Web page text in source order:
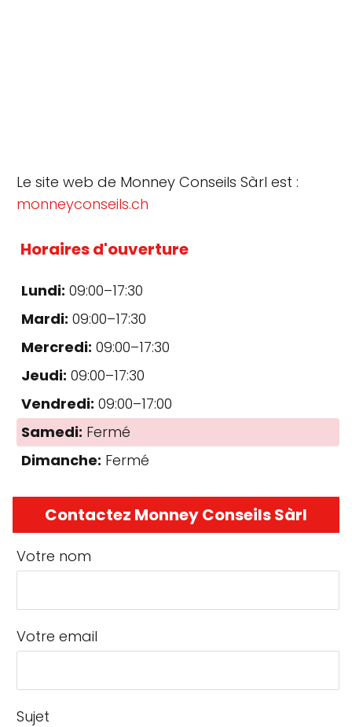
Le site web de Monney Conseils Sàrl est :
monneyconseils.ch
Horaires d'ouverture
Lundi: 09:00–17:30
Mardi: 09:00–17:30
Mercredi: 09:00–17:30
Jeudi: 09:00–17:30
Vendredi: 09:00–17:00
Samedi: Fermé
Dimanche: Fermé
Contactez Monney Conseils Sàrl
Votre nom
Votre email
Sujet